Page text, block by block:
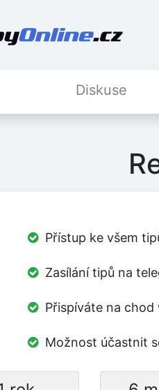
Diskuse
Přístup ke všem
Zasílání tipů na
Přispíváte na
Možnost účastnit